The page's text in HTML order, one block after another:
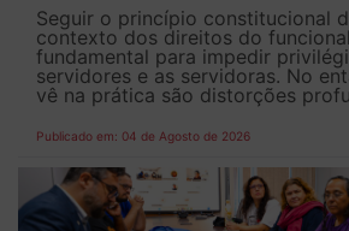
Seguir o princípio constitucional
contexto dos direitos do
fundamental para impedir
servidores e as servidoras. No
vê na prática são distorções
Publicado em: 04 de Agosto de 2026